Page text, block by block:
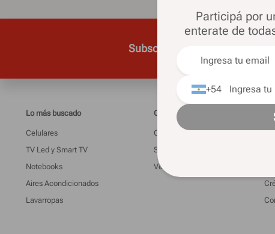
Participá por
enterate de
+54
Subscribite para recibir todas
Lo más buscado
Celulares
TV Led y Smart TV
Notebooks
Aires Acondicionados
Lavarropas
Casa Silvia
Quienes somos
Sucursales
Venta telefónica